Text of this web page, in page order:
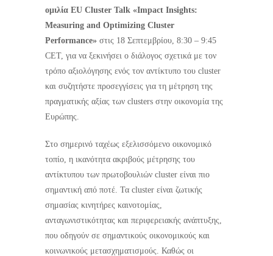
ομιλία EU Cluster Talk «Impact Insights:
Measuring and Optimizing Cluster
Performance» στις 18 Σεπτεμβρίου, 8:30 – 9:45
CET, για να ξεκινήσει ο διάλογος σχετικά με τον
τρόπο αξιολόγησης ενός τον αντίκτυπο του cluster
και συζητήστε προσεγγίσεις για τη μέτρηση της
πραγματικής αξίας των clusters στην οικονομία της
Ευρώπης.
Στο σημερινό ταχέως εξελισσόμενο οικονομικό
τοπίο, η ικανότητα ακριβούς μέτρησης του
αντίκτυπου των πρωτοβουλιών cluster είναι πιο
σημαντική από ποτέ. Τα cluster είναι ζωτικής
σημασίας κινητήρες καινοτομίας,
ανταγωνιστικότητας και περιφερειακής ανάπτυξης,
που οδηγούν σε σημαντικούς οικονομικούς και
κοινωνικούς μετασχηματισμούς. Καθώς οι